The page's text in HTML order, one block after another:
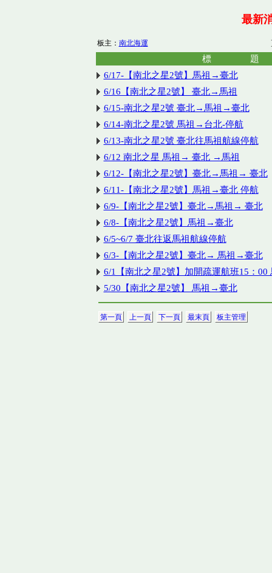
最新
板主： 南北海運
標 題
6/17-【南北之星2號】馬祖→臺北
6/16【南北之星2號】 臺北→馬祖
6/15-南北之星2號 臺北→馬祖→臺北
6/14-南北之星2號 馬祖→台北-停航
6/13-南北之星2號 臺北往馬祖航線停航
6/12 南北之星 馬祖→ 臺北 →馬祖
6/12-【南北之星2號】臺北→馬祖→ 臺北
6/11-【南北之星2號】馬祖→臺北 停航
6/9-【南北之星2號】臺北→馬祖→ 臺北
6/8-【南北之星2號】馬祖→臺北
6/5~6/7 臺北往返馬祖航線停航
6/3-【南北之星2號】臺北→ 馬祖→臺北
6/1【南北之星2號】加開疏運航班15：
5/30【南北之星2號】 馬祖→臺北
第一頁 上一頁 下一頁 最末頁 板主管理